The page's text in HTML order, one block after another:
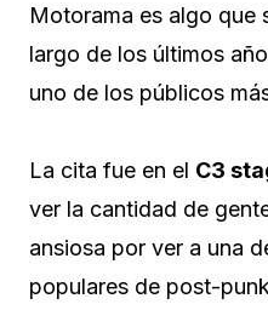
Motorama es algo que
largo de los últimos
uno de los públicos
La cita fue en el C3
ver la cantidad de
ansiosa por ver a una
populares de post-